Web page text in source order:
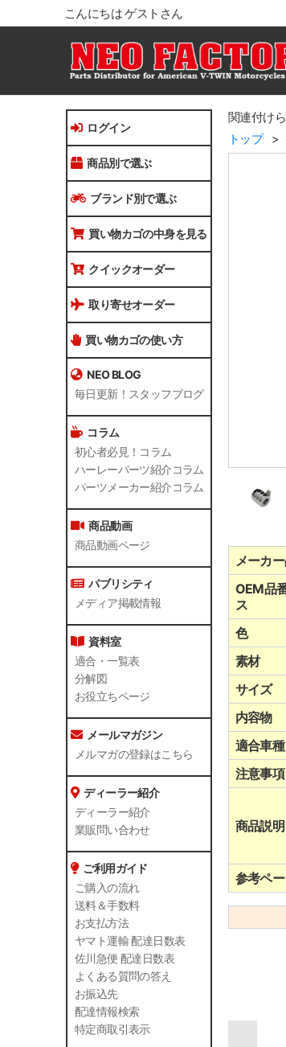
こんにちは ゲストさん
ログイン
商品別で選ぶ
ブランド別で選ぶ
買い物カゴの中身を見る
クイックオーダー
取り寄せオーダー
買い物カゴの使い方
NEO BLOG
毎日更新！スタッフブログ
コラム
初心者必見！コラム
ハーレーパーツ紹介コラム
パーツメーカー紹介コラム
商品動画
商品動画ページ
パブリシティ
メディア掲載情報
資料室
適合・一覧表
分解図
お役立ちページ
メールマガジン
メルマガの登録はこちら
ディーラー紹介
ディーラー紹介
業販問い合わせ
ご利用ガイド
ご購入の流れ
送料＆手数料
お支払方法
ヤマト運輸 配達日数表
佐川急便 配達日数表
よくある質問の答え
お振込先
配達情報検索
特定商取引表示
関連付け
トップ
メーカ
OEM品
ス
色
素材
サイズ
内容物
適合車種
注意事項
商品説明
参考ペ